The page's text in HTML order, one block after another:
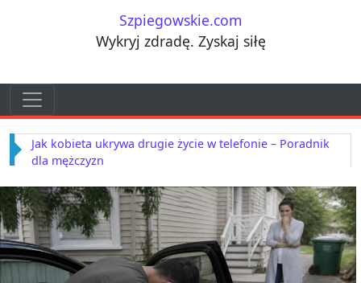
Szpiegowskie.com
Wykryj zdradę. Zyskaj siłę
Przejdź do treści
Main Navigation
Jak kobieta ukrywa drugie życie w telefonie – Poradnik
dla mężczyzn